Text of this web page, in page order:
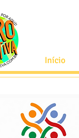
Início